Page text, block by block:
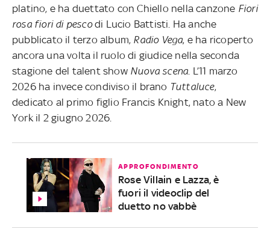
platino, e ha duettato con Chiello nella canzone Fiori
rosa fiori di pescodi Lucio Battisti. Ha anche
pubblicato il terzo album, Radio Vega, e ha ricoperto
ancora una volta il ruolo di giudice nella seconda
stagione del talent show Nuova scena. L’11 marzo
2026 ha invece condiviso il brano Tuttaluce,
dedicato al primo figlio Francis Knight, nato a New
York il 2 giugno 2026.
APPROFONDIMENTO
Rose Villain e Lazza, è
fuori il videoclip del
duetto no vabbè